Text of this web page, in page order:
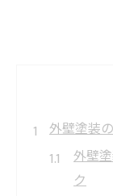
外壁塗装
外壁
ク